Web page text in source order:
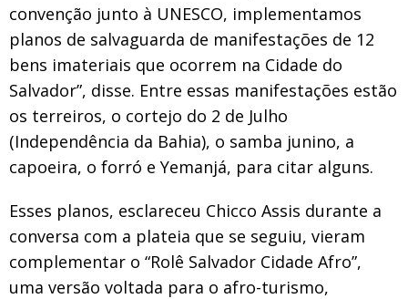
convenção junto à UNESCO, implementamos
planos de salvaguarda de manifestações de 12
bens imateriais que ocorrem na Cidade do
Salvador”, disse. Entre essas manifestações estão
os terreiros, o cortejo do 2 de Julho
(Independência da Bahia), o samba junino, a
capoeira, o forró e Yemanjá, para citar alguns.
Esses planos, esclareceu Chicco Assis durante a
conversa com a plateia que se seguiu, vieram
complementar o “Rolê Salvador Cidade Afro”,
uma versão voltada para o afro-turismo,